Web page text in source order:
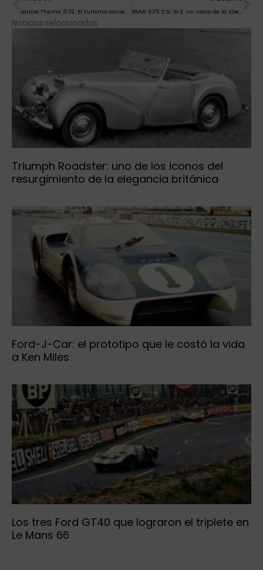
Lancia Thema 8.32: El turismo convencional con motor Ferrari que desafió las expectativas BMW 635 CSi Gr.2: Un icono de la libertad y espectacularidad en la competición de antaño
Noticias relacionadas
Triumph Roadster: uno de los iconos del
resurgimiento de la elegancia británica
Ford-J-Car: el prototipo que le costó la vida
a Ken Miles
Los tres Ford GT40 que lograron el triplete en
Le Mans 66